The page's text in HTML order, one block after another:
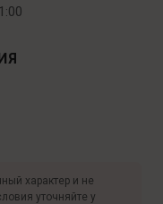
характер и не
уточняйте у